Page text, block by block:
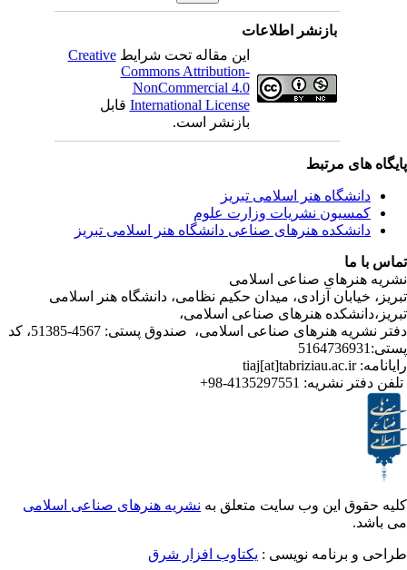
بازنشر اطلاعات
این مقاله تحت شرایطCreative
Commons Attribution-
NonCommercial 4.0
International Licenseقابل
بازنشر است.
مرتبط
هنر اسلامی تبریز
نشریات وزارت علوم
هنرهای صناعی دانشگاه هنر اسلامی تبریز
صناعی اسلامی
آزادی، میدان حکیم نظامی، دانشگاه هنر اسلامی
هنرهای صناعی اسلامی،
دفتر نشریه هنرهای صناعی اسلامی، صندوق پستی: 4567-51385، کد
نشریه:4135297551-98+
این وب سایت متعلق بهنشریه هنرهای صناعی اسلامی
نویسی : یکتاوب افزار شرق